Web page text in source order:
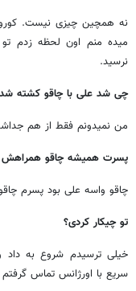
نه همچین چیزی نیست.
میده منم اون لحظه زدم
نرسید.
چی شد علی با چاقو کشته
من نمیدونم فقط از هم
پسرت همیشه چاقو همراهش
چاقو واسه علی بود پسرم
تو چیکار کردی؟
خیلی ترسیدم شروع به داد
سریع با اورژانس تماس